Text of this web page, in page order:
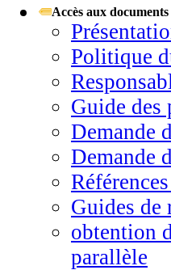
Accès aux
Politique
Guide des
Demande
Demande
Guides de
obtention
parallèle